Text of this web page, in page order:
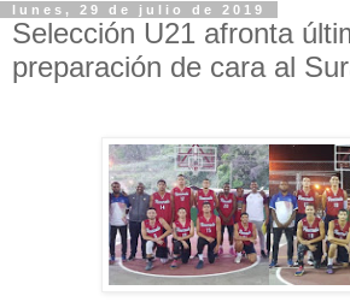
lunes, 29 de julio de 2019
Selección U21 afronta
preparación de cara al